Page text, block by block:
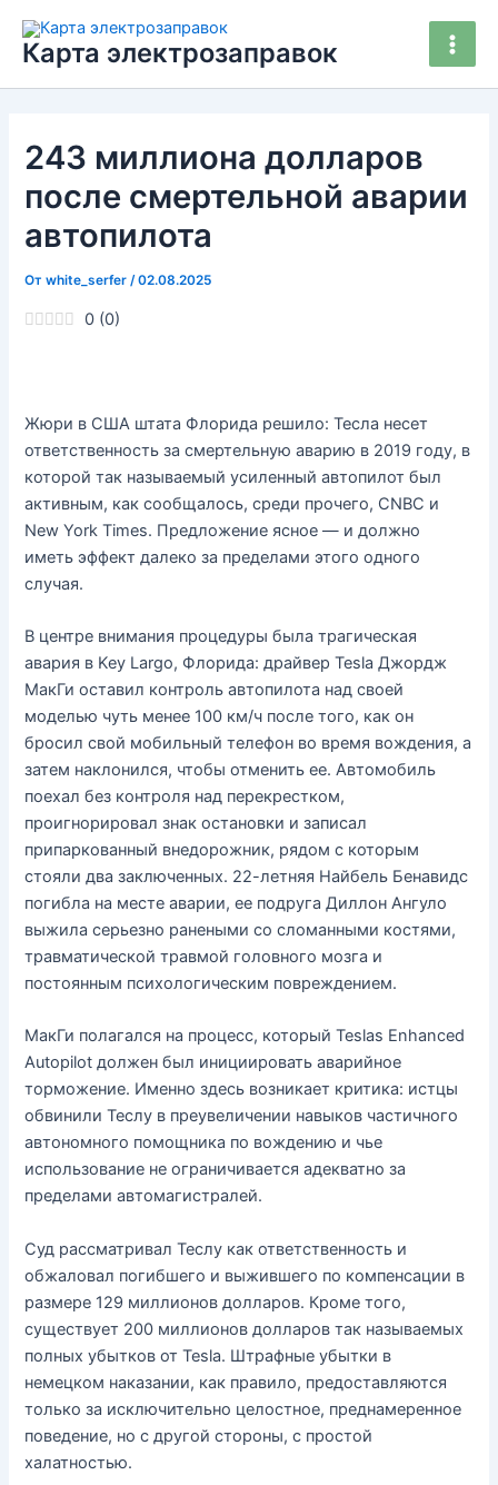
содержимому
Карта электрозаправок
Main
243 миллиона долларов
после смертельной аварии
автопилота
Отwhite_serfer /02.08.2025
0 (0)
Жюри в США штата Флорида решило: Тесла несет
ответственность за смертельную аварию в 2019 году, в
которой так называемый усиленный автопилот был
активным, как сообщалось, среди прочего, CNBC и
New York Times. Предложение ясное — и должно
иметь эффект далеко за пределами этого одного
случая.
В центре внимания процедуры была трагическая
авария в Key Largo, Флорида: драйвер Tesla Джордж
МакГи оставил контроль автопилота над своей
моделью чуть менее 100 км/ч после того, как он
бросил свой мобильный телефон во время вождения, а
затем наклонился, чтобы отменить ее. Автомобиль
поехал без контроля над перекрестком,
проигнорировал знак остановки и записал
припаркованный внедорожник, рядом с которым
стояли два заключенных. 22-летняя Найбель Бенавидс
погибла на месте аварии, ее подруга Диллон Ангуло
выжила серьезно ранеными со сломанными костями,
травматической травмой головного мозга и
постоянным психологическим повреждением.
МакГи полагался на процесс, который Teslas Enhanced
Autopilot должен был инициировать аварийное
торможение. Именно здесь возникает критика: истцы
обвинили Теслу в преувеличении навыков частичного
автономного помощника по вождению и чье
использование не ограничивается адекватно за
пределами автомагистралей.
Суд рассматривал Теслу как ответственность и
обжаловал погибшего и выжившего по компенсации в
размере 129 миллионов долларов. Кроме того,
существует 200 миллионов долларов так называемых
полных убытков от Tesla. Штрафные убытки в
немецком наказании, как правило, предоставляются
только за исключительно целостное, преднамеренное
поведение, но с другой стороны, с простой
халатностью.